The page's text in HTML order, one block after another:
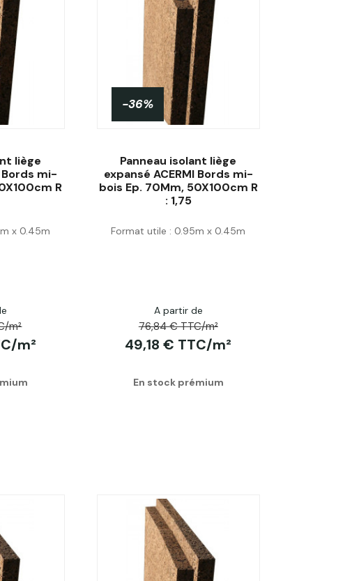
liège
Bords mi-
R
x 0.45m
m²
m²
Acheter
-36%
Panneau isolant liège
expansé ACERMI Bords mi-
bois Ep. 70Mm, 50X100cm R
: 1,75
Format utile : 0.95m x 0.45m
A partir de
76,84 € TTC/m²
49,18 € TTC/m²
En stock prémium